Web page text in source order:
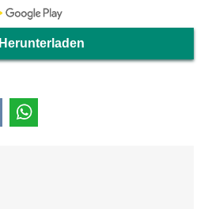
Herunterladen